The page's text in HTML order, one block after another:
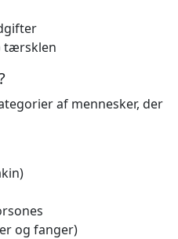
tærsklen
af mennesker, der
og fanger)